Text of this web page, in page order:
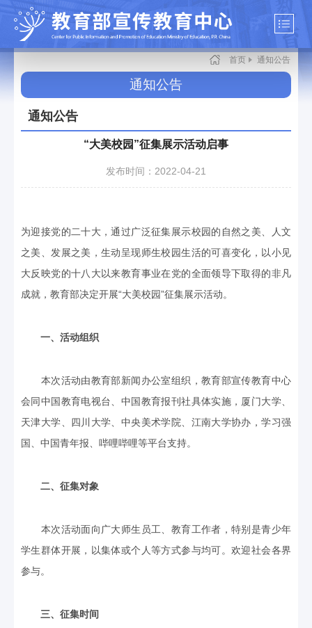
首页 通知公告
通知公告
通知公告
“大美校园”征集展示活动启事
发布时间：2022-04-21
为迎接党的二十大，通过广泛征集展示校园的自然之美、人文
之美、发展之美，生动呈现师生校园生活的可喜变化，以小见
大反映党的十八大以来教育事业在党的全面领导下取得的非凡
成就，教育部决定开展“大美校园”征集展示活动。
一、活动组织
本次活动由教育部新闻办公室组织，教育部宣传教育中心
会同中国教育电视台、中国教育报刊社具体实施，厦门大学、
天津大学、四川大学、中央美术学院、江南大学协办，学习强
国、中国青年报、哔哩哔哩等平台支持。
二、征集对象
本次活动面向广大师生员工、教育工作者，特别是青少年
学生群体开展，以集体或个人等方式参与均可。欢迎社会各界
参与。
三、征集时间